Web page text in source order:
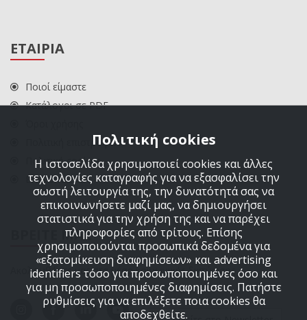
ΕΤΑΙΡΙΑ
Ποιοί είμαστε
Κατάλογοι σε PDF
Πολιτική επιστροφών
Πολιτική cookies
ΕΠΙΚΟΙΝΩΝΙΑ
ΒΡΕΙΤΕ ΜΑΣ
Ακολουθήστε μας στα μέσα κοινωνικής δικτύωσης
Πολιτική cookies
Η ιστοσελίδα χρησιμοποιεί cookies και άλλες
τεχνολογίες καταγραφής για να εξασφαλίσει την
σωστή λειτουργία της, την δυνατότητά σας να
επικοινωνήσετε μαζί μας, να δημιουργήσει
στατιστικά για την χρήση της και να παρέχει
πληροφορίες από τρίτους. Επίσης
χρησιμοποιούνται προσωπικά δεδομένα για
«εξατομίκευση διαφημίσεων» και advertising
identifiers τόσο για προσωποποιημένες όσο και
για μη προσωποποιημένες διαφημίσεις. Πατήστε
ρυθμίσεις για να επιλέξετε ποια cookies θα
αποδεχθείτε.